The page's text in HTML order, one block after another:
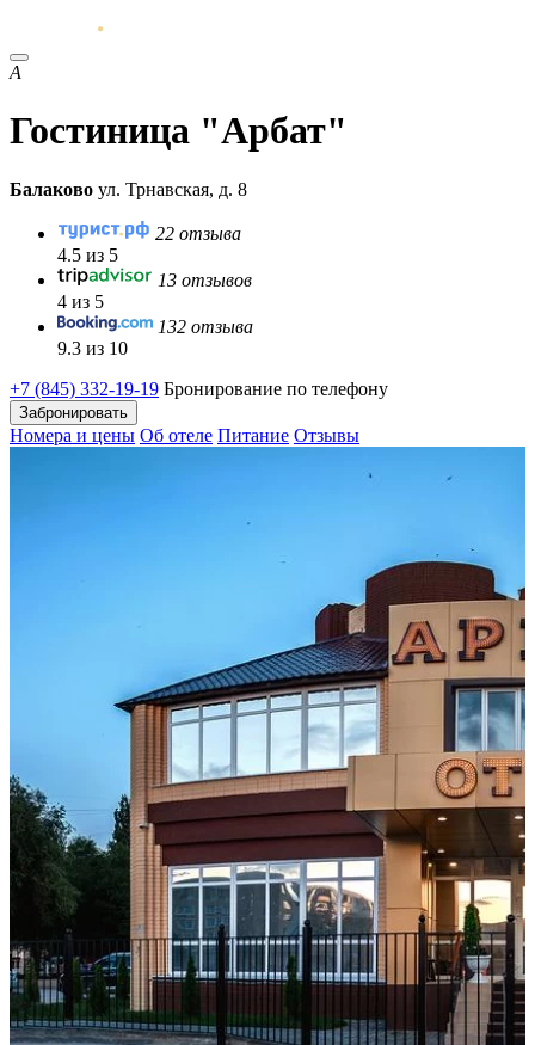
А
Гостиница "Арбат"
Балаково ул. Трнавская, д. 8
22 отзыва
4.5 из 5
13 отзывов
4 из 5
132 отзыва
9.3 из 10
+7 (845) 332-19-19 Бронирование по телефону
Забронировать
Номера и цены Об отеле Питание Отзывы